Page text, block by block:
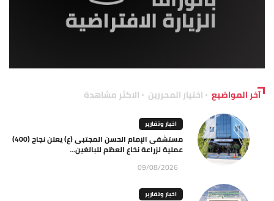
آخر المواضيع اختيار المحررين الاكثر مشاهدة
اخبار وتقارير
مستشفى الإمام الحسن المجتبى (ع) يعلن نجاح (400)
عملية لزراعة نخاع العظم للبالغين...
09/08/2026
اخبار وتقارير